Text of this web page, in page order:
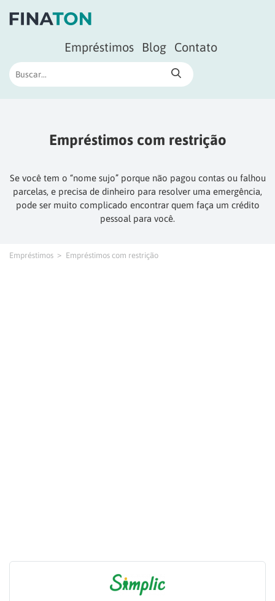
Empréstimos Blog Contato
Empréstimos com restrição
Se você tem o “nome sujo” porque não pagou contas ou falhou
parcelas, e precisa de dinheiro para resolver uma emergência,
pode ser muito complicado encontrar quem faça um crédito
pessoal para você.
Empréstimos Empréstimos com restrição